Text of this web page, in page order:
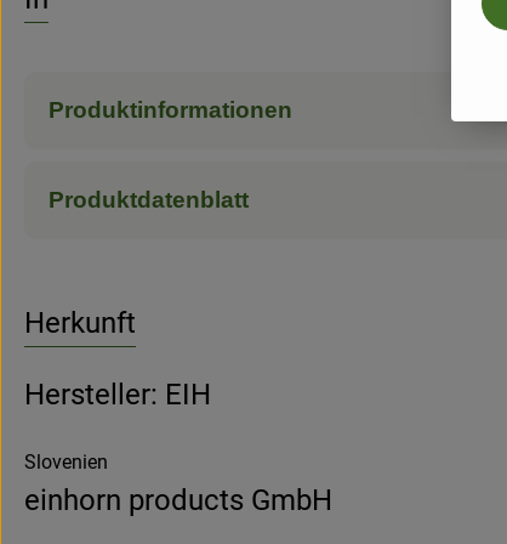
Produktinformationen
Produktdatenblatt
Herkunft
Hersteller: EIH
Slovenien
einhorn products GmbH